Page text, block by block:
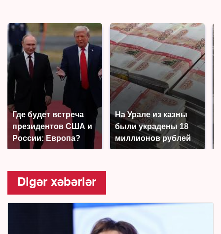
Где будет встреча
президентов США и
России: Европа?
На Урале из казны
были украдены 18
миллионов рублей
Digər xəbərlər